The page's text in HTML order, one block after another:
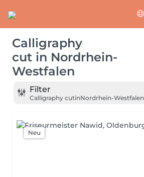
Calligraphy
cut in Nordrhein-
Westfalen
Filter
Calligraphy cutinNordrhein-Westfalen
Neu